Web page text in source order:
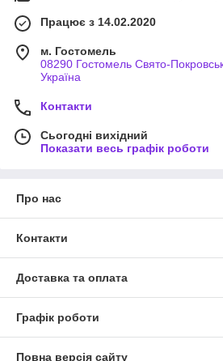
Працює з 14.02.2020
м. Гостомель
08290 Гостомель Свято-
Україна
Контакти
Сьогодні вихідний
Показати весь графік роботи
Про нас
Контакти
Доставка та оплата
Графік роботи
Повна версія сайту